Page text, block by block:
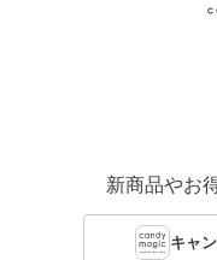
新商品やお
キャ